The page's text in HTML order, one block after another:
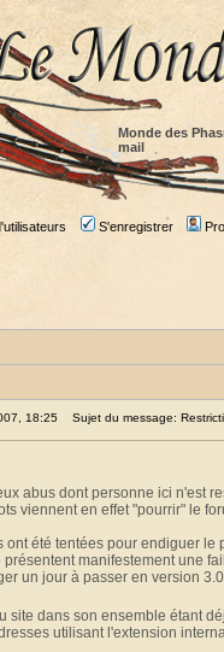
Monde des
mail
S'enregistrer
18:25 Sujet du message:
abus dont personne ici n'est
viennent en effet "pourrir" le
ont été tentées pour endiguer
présentent manifestement une
un jour à passer en version
site dans son ensemble étant
utilisant l'extension